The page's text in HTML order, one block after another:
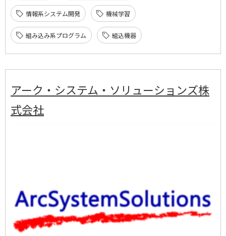
情報系システム開発 機械学習
組み込み系プログラム 組込機器
アーク・システム・ソリューションズ株
式会社